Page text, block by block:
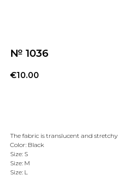
№ 1036
€10.00
The fabric is translucent and stretchy
Color: Black
Size: S
Size: M
Size: L